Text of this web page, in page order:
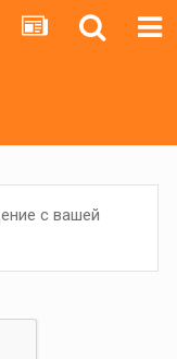
с вашей